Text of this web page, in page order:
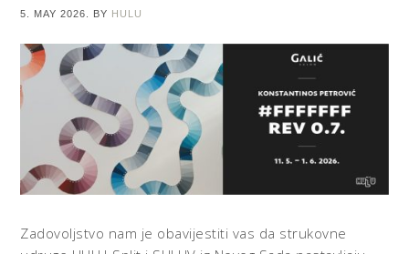
5. MAY 2026. BY HULU
Zadovoljstvo nam je obavijestiti vas da strukovne